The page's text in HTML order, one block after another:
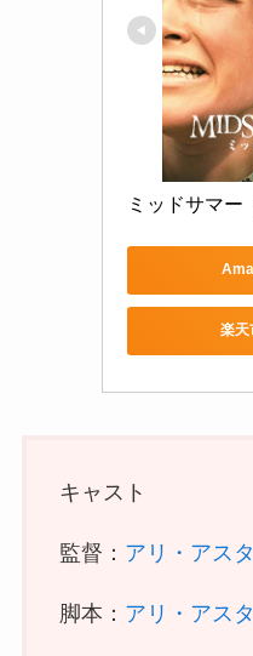
ミッドサマー
楽天
キャスト
監督： アリ・アス
脚本： アリ・アス